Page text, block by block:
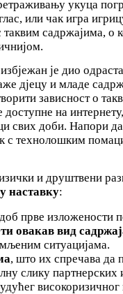
укуца
или чак игра
садржајима, о
је дио
дјецу и младе
зависност о
на
свих доби. Напори
с технолошким
и друштвени
наставку:
прве изложености
овакав вид
ситуацијама.
, што их спречава да
слику